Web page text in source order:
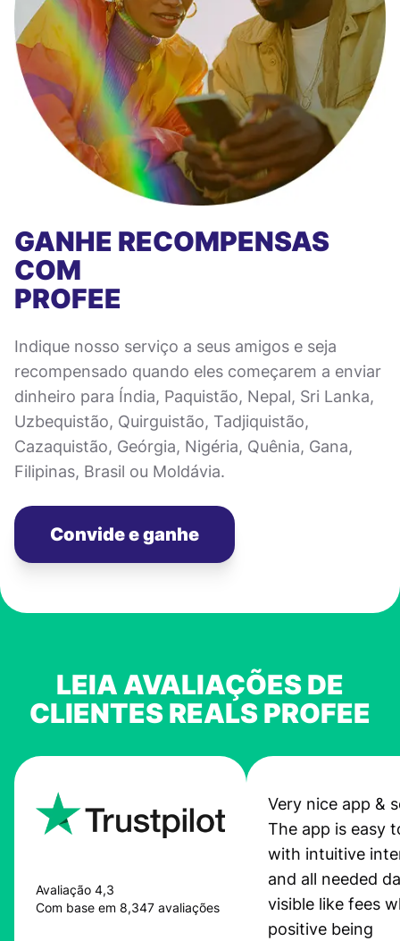
GANHE RECOMPENSAS
COM
PROFEE
Indique nosso serviço a seus amigos e seja
recompensado quando eles começarem a enviar
dinheiro para Índia, Paquistão, Nepal, Sri Lanka,
Uzbequistão, Quirguistão, Tadjiquistão,
Cazaquistão, Geórgia, Nigéria, Quênia, Gana,
Filipinas, Brasil ou Moldávia.
Convide e ganhe
LEIA AVALIAÇÕES DE
CLIENTES REALS PROFEE
Avaliação 4,3
Com base em 8,347 avaliações
Very nice app &
The app is easy
with intuitive
and all needed
visible like fees
positive being